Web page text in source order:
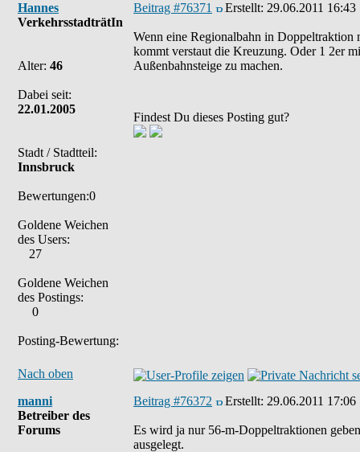
Hannes
VerkehrsstadträtIn
Alter: 46
Dabei seit:
22.01.2005
Stadt / Stadtteil:
Innsbruck
Bewertungen:0
Goldene Weichen
des Users:
27
Goldene Weichen
des Postings:
0
Posting-Bewertung:
Beitrag #76371 Erstellt: 29.06.2011 16:43
Wenn eine Regionalbahn in Doppeltraktion
kommt verstaut die Kreuzung. Oder 1 2er
Außenbahnsteige zu machen.
Findest Du dieses Posting gut?
Nach oben
manni
Betreiber des
Forums
Beitrag #76372 Erstellt: 29.06.2011 17:06
Es wird ja nur 56-m-Doppeltraktionen
ausgelegt.